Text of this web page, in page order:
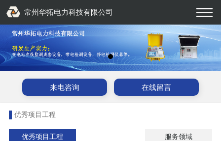
常州华拓电力科技有限公司
来电咨询 在线留言
优秀项目工程
优秀项目工程 服务领域